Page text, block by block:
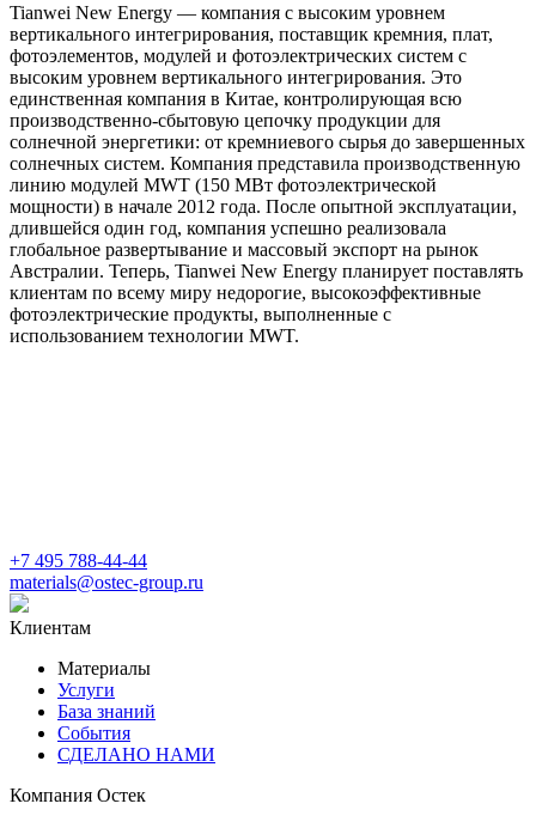
Tianwei New Energy — компания с высоким уровнем
вертикального интегрирования, поставщик кремния, плат,
фотоэлементов, модулей и фотоэлектрических систем с
высоким уровнем вертикального интегрирования. Это
единственная компания в Китае, контролирующая всю
производственно-сбытовую цепочку продукции для
солнечной энергетики: от кремниевого сырья до завершенных
солнечных систем. Компания представила производственную
линию модулей MWT (150 МВт фотоэлектрической
мощности) в начале 2012 года. После опытной эксплуатации,
длившейся один год, компания успешно реализовала
глобальное развертывание и массовый экспорт на рынок
Австралии. Теперь, Tianwei New Energy планирует поставлять
клиентам по всему миру недорогие, высокоэффективные
фотоэлектрические продукты, выполненные с
использованием технологии MWT.
+7 495 788-44-44
materials@ostec-group.ru
Клиентам
Материалы
Услуги
База знаний
События
СДЕЛАНО НАМИ
Компания Остек